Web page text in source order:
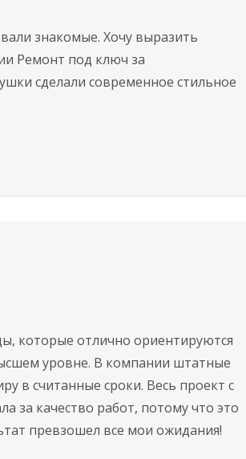
знакомые. Хочу выразить
Ремонт под ключ за
сделали современное стильное
которые отлично ориентируются
уровне. В компании штатные
в считанные сроки. Весь проект с
за качество работ, потому что это
превзошел все мои ожидания!